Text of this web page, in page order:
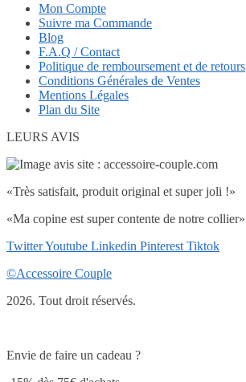
Mon Compte
Suivre ma Commande
Blog
F.A.Q / Contact
Politique de remboursement et de retours
Conditions Générales de Ventes
Mentions Légales
Plan du Site
LEURS AVIS
«Très satisfait, produit original et super joli !»
«Ma copine est super contente de notre collier»
TwitterYoutube Linkedin Pinterest Tiktok
©Accessoire Couple
2026. Tout droit réservés.
Envie de faire un cadeau ?